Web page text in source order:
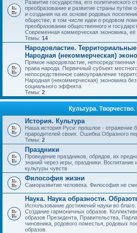
Развитие государства, его политического
преобразование и развитие страны путём
и создания на их основе родовых
обществе, в том числе идеи о родовом
преобразовании общественного и
Современная коммерческая экономика, её
Темы: 14
Народовластие.
Народная (некоммерческая)
Прямое народовластие, непосредственная
права народа. Первичный субъект
непосредственное самоуправление
Народная (некоммерческая) экономика
социального эффекта
Темы: 2
Культура.
История. Культура
Наша история Руси: прошлое - отражение
прародителей своих. Ошибка Образного
Темы: 2
Праздники
Проведение праздников, обрядов, их
знаний через игры, праздники.
культуры чувств
Философия жизни
Саморазвитие человека. Философия не
Наука. Наука образности.
Использование достижений науки во
Создание гармоничных образов.
образов Президента, Правительства,
чиновника, родового поместья, родовых
образов.